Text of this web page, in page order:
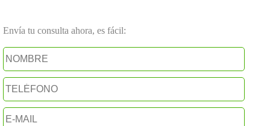
Envía tu consulta ahora, es fácil: